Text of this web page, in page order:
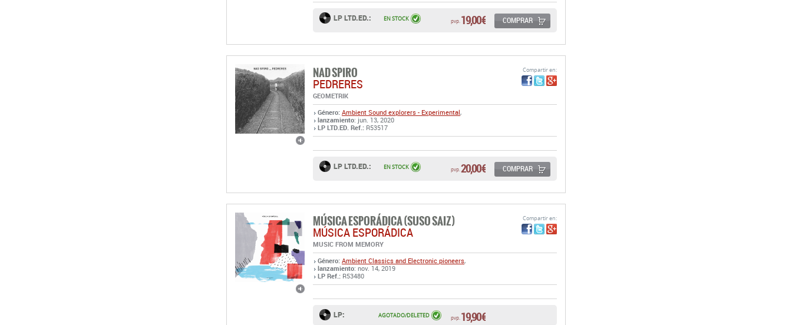
LP LTD.ED.: pvp. 19,00 €
EN STOCK COMPRAR
NAD SPIRO
PEDRERES
GEOMETRIK
Género: Ambient Sound explorers - Experimental,
lanzamiento: jun. 13, 2020
LP LTD.ED. Ref.: R53517
Compartir en:
LP LTD.ED.: pvp. 20,00 €
EN STOCK COMPRAR
MÚSICA ESPORÁDICA (SUSO SAIZ)
MÚSICA ESPORÁDICA
MUSIC FROM MEMORY
Género: Ambient Classics and Electronic pioneers,
lanzamiento: nov. 14, 2019
LP Ref.: R53480
Compartir en:
LP: pvp. 19,90 €
AGOTADO/DELETED